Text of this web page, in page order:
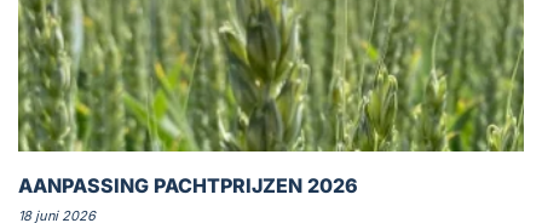
AANPASSING PACHTPRIJZEN 2026
18 juni 2026